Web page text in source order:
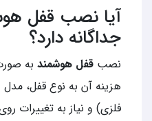
آیا نصب قفل
جداگانه دارد؟
نصب قفل هوشمند به
هزینه آن به نوع قفل،
فلزی) و نیاز به تغییرات